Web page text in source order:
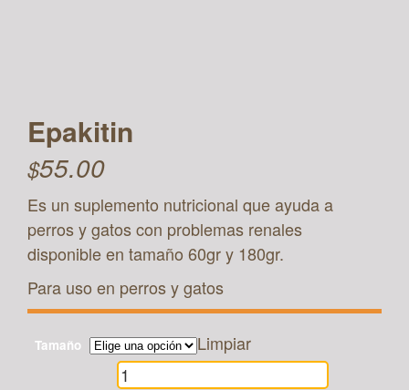
Epakitin
$55.00
Es un suplemento nutricional que ayuda a
perros y gatos con problemas renales
disponible en tamaño 60gr y 180gr.
Para uso en perros y gatos
Tamaño
Limpiar